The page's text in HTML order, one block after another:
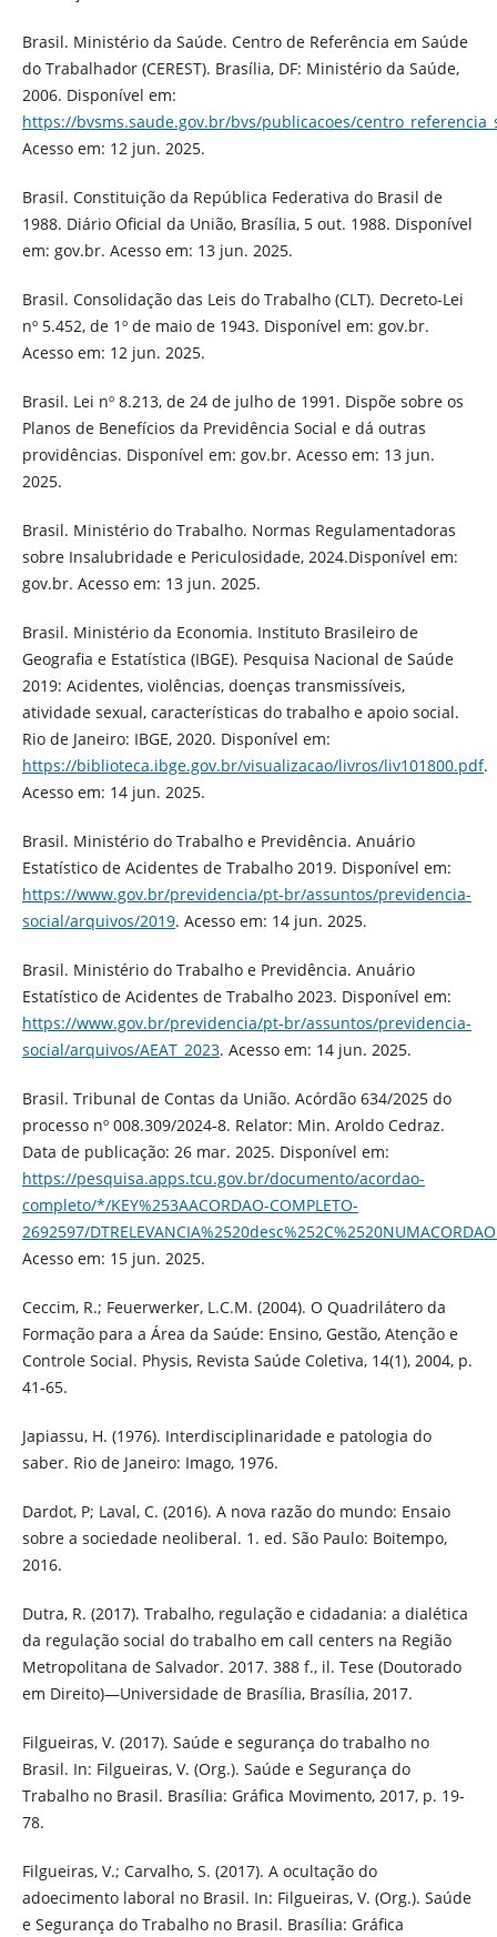
Brasil. Ministério da Saúde. Centro de Referência em Saúde
do Trabalhador (CEREST). Brasília, DF: Ministério da Saúde,
2006. Disponível em:
https://bvsms.saude.gov.br/bvs/publicacoes/
Acesso em: 12 jun. 2025.
Brasil. Constituição da República Federativa do Brasil de
1988. Diário Oficial da União, Brasília, 5 out. 1988. Disponível
em: gov.br. Acesso em: 13 jun. 2025.
Brasil. Consolidação das Leis do Trabalho (CLT). Decreto-Lei
nº 5.452, de 1º de maio de 1943. Disponível em: gov.br.
Acesso em: 12 jun. 2025.
Brasil. Lei nº 8.213, de 24 de julho de 1991. Dispõe sobre os
Planos de Benefícios da Previdência Social e dá outras
providências. Disponível em: gov.br. Acesso em: 13 jun.
2025.
Brasil. Ministério do Trabalho. Normas Regulamentadoras
sobre Insalubridade e Periculosidade, 2024.Disponível em:
gov.br. Acesso em: 13 jun. 2025.
Brasil. Ministério da Economia. Instituto Brasileiro de
Geografia e Estatística (IBGE). Pesquisa Nacional de Saúde
2019: Acidentes, violências, doenças transmissíveis,
atividade sexual, características do trabalho e apoio social.
Rio de Janeiro: IBGE, 2020. Disponível em:
https://biblioteca.ibge.gov.br/visualizacao/livros/liv101800.pdf.
Acesso em: 14 jun. 2025.
Brasil. Ministério do Trabalho e Previdência. Anuário
Estatístico de Acidentes de Trabalho 2019. Disponível em:
https://www.gov.br/previdencia/pt-br/assuntos/previdencia-
social/arquivos/2019. Acesso em: 14 jun. 2025.
Brasil. Ministério do Trabalho e Previdência. Anuário
Estatístico de Acidentes de Trabalho 2023. Disponível em:
https://www.gov.br/previdencia/pt-br/assuntos/previdencia-
social/arquivos/AEAT_2023. Acesso em: 14 jun. 2025.
Brasil. Tribunal de Contas da União. Acórdão 634/2025 do
processo nº 008.309/2024-8. Relator: Min. Aroldo Cedraz.
Data de publicação: 26 mar. 2025. Disponível em:
https://pesquisa.apps.tcu.gov.br/documento/acordao-
completo/*/KEY%253AACORDAO-COMPLETO-
2692597/
Acesso em: 15 jun. 2025.
Ceccim, R.; Feuerwerker, L.C.M. (2004). O Quadrilátero da
Formação para a Área da Saúde: Ensino, Gestão, Atenção e
Controle Social. Physis, Revista Saúde Coletiva, 14(1), 2004, p.
41-65.
Japiassu, H. (1976). Interdisciplinaridade e patologia do
saber. Rio de Janeiro: Imago, 1976.
Dardot, P; Laval, C. (2016). A nova razão do mundo: Ensaio
sobre a sociedade neoliberal. 1. ed. São Paulo: Boitempo,
2016.
Dutra, R. (2017). Trabalho, regulação e cidadania: a dialética
da regulação social do trabalho em call centers na Região
Metropolitana de Salvador. 2017. 388 f., il. Tese (Doutorado
em Direito)—Universidade de Brasília, Brasília, 2017.
Filgueiras, V. (2017). Saúde e segurança do trabalho no
Brasil. In: Filgueiras, V. (Org.). Saúde e Segurança do
Trabalho no Brasil. Brasília: Gráfica Movimento, 2017, p. 19-
78.
Filgueiras, V.; Carvalho, S. (2017). A ocultação do
adoecimento laboral no Brasil. In: Filgueiras, V. (Org.). Saúde
e Segurança do Trabalho no Brasil. Brasília: Gráfica